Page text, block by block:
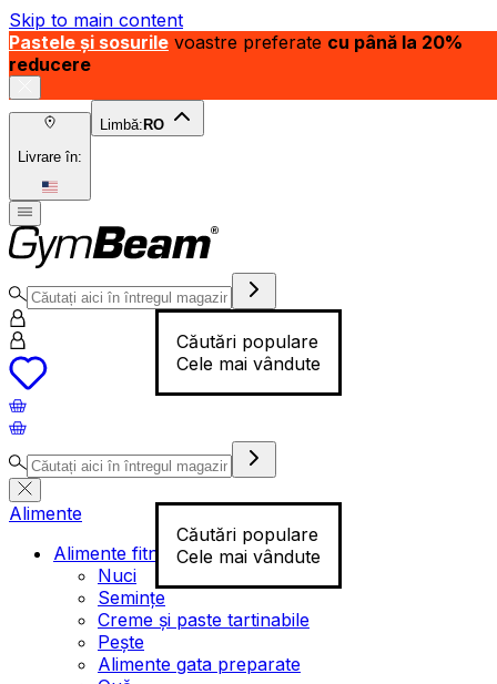
Skip to main content
Pastele și sosurile voastre preferate cu până la 20%
reducere
Livrare în:
Limbă: RO
Căutări populare
Cele mai vândute
Căutări populare
Cele mai vândute
Alimente
Alimente fitness
Nuci
Semințe
Creme și paste tartinabile
Pește
Alimente gata preparate